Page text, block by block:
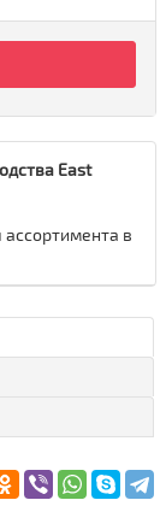
East
ассортимента в